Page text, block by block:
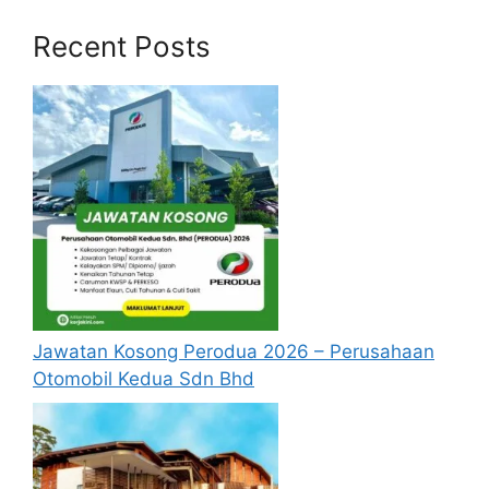
Pendapatan bawah PGK semasa atau
tidak melebihi RM5,000 sebulan.
Lulus Sumbangan Tunai Rahmah 2025.
Berdaftar atau tidak dengan e-Kasih.
Kelayakan Penerima MyKasih RM50 setiap
bulan :
Warganegara Malaysia.
Menetap di Semenanjung Malaysia.
Menerupakan bujang / balu / janda /
duda tiada anak.
Pendapatan bawah PGK semasa atau
tidak melebihi RM2,500 sebulan.
Lulus Sumbangan Tunai Rahmah 2025.
Berdaftar atau tidak dengan e-Kasih.
Recent Posts
Jawatan Kosong Perodua 2026 – Perusahaan
Otomobil Kedua Sdn Bhd